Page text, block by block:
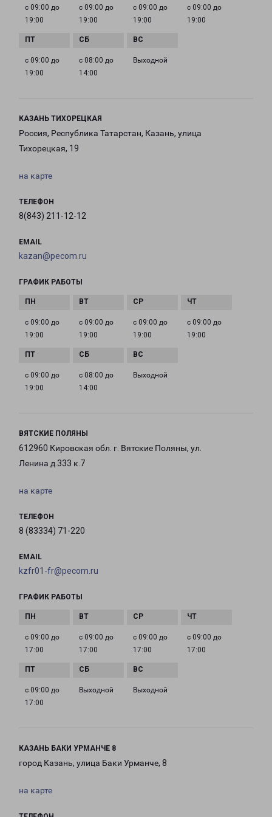
с 09:00 до
19:00
с 09:00 до
19:00
с 09:00 до
19:00
с 09:00 до
19:00
с 09:00 до
19:00
с 08:00 до
14:00
Выходной
КАЗАНЬ ТИХОРЕЦКАЯ
Россия, Республика Татарстан, Казань, улица
Тихорецкая, 19
на карте
ТЕЛЕФОН
8(843) 211-12-12
EMAIL
kazan@pecom.ru
ГРАФИК РАБОТЫ
с 09:00 до
19:00
с 09:00 до
19:00
с 09:00 до
19:00
с 09:00 до
19:00
с 09:00 до
19:00
с 08:00 до
14:00
Выходной
ВЯТСКИЕ ПОЛЯНЫ
612960 Кировская обл. г. Вятские Поляны, ул.
Ленина д.333 к.7
на карте
ТЕЛЕФОН
8 (83334) 71-220
EMAIL
kzfr01-fr@pecom.ru
ГРАФИК РАБОТЫ
с 09:00 до
17:00
с 09:00 до
17:00
с 09:00 до
17:00
с 09:00 до
17:00
с 09:00 до
17:00
Выходной Выходной
КАЗАНЬ БАКИ УРМАНЧЕ 8
город Казань, улица Баки Урманче, 8
на карте